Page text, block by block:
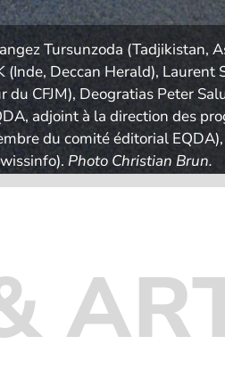
Tursunzoda (Tadjikistan,
Deccan Herald), Laurent
CFJM), Deogratias Peter
adjoint à la direction des
du comité éditorial
Photo Christian Brun.